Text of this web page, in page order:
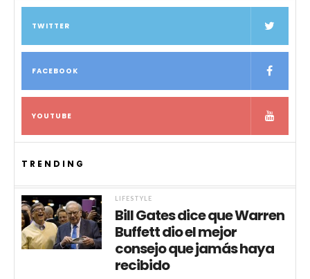
TWITTER
FACEBOOK
YOUTUBE
TRENDING
LIFESTYLE
Bill Gates dice que Warren
Buffett dio el mejor
consejo que jamás haya
recibido